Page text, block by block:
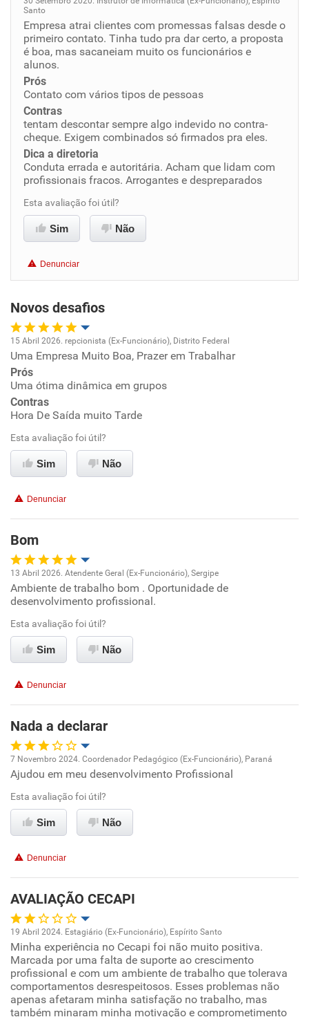
Oportunidade de promoção
Ambiente de trabalho
Conciliação com a vida familiar
Benefícios
Não recomenda esta empresa
Não recomenda a diretoria
Santo
Empresa atrai clientes com promessas falsas desde o
primeiro contato. Tinha tudo pra dar certo, a proposta
é boa, mas sacaneiam muito os funcionários e
alunos.
Prós
Contato com vários tipos de pessoas
Contras
tentam descontar sempre algo indevido no contra-
cheque. Exigem combinados só firmados pra eles.
Dica a diretoria
Conduta errada e autoritária. Acham que lidam com
profissionais fracos. Arrogantes e despreparados
Esta avaliação foi útil?
Sim Não
Denunciar
Novos desafios
Oportunidade de promoção
Ambiente de trabalho
Benefícios
Recomenda esta empresa
15 Abril 2026. repcionista (Ex-Funcionário), Distrito Federal
Uma Empresa Muito Boa, Prazer em Trabalhar
Prós
Uma ótima dinâmica em grupos
Contras
Hora De Saída muito Tarde
Esta avaliação foi útil?
Sim Não
Denunciar
Bom
Oportunidade de promoção
Ambiente de trabalho
Conciliação com a vida familiar
Recomenda esta empresa
Recomenda a diretoria
13 Abril 2026. Atendente Geral (Ex-Funcionário), Sergipe
Ambiente de trabalho bom . Oportunidade de
desenvolvimento profissional.
Esta avaliação foi útil?
Sim Não
Denunciar
Nada a declarar
Oportunidade de promoção
Ambiente de trabalho
Benefícios
Recomenda esta empresa
Recomenda a diretoria
7 Novembro 2024. Coordenador Pedagógico (Ex-Funcionário), Paraná
Ajudou em meu desenvolvimento Profissional
Esta avaliação foi útil?
Sim Não
Denunciar
AVALIAÇÃO CECAPI
Oportunidade de promoção
Ambiente de trabalho
19 Abril 2024. Estagiário (Ex-Funcionário), Espírito Santo
Minha experiência no Cecapi foi não muito positiva.
Marcada por uma falta de suporte ao crescimento
profissional e com um ambiente de trabalho que tolerava
comportamentos desrespeitosos. Esses problemas não
apenas afetaram minha satisfação no trabalho, mas
também minaram minha motivação e comprometimento